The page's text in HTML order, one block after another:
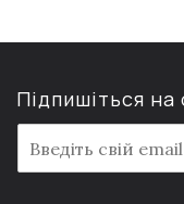
Підпишіться
m
a